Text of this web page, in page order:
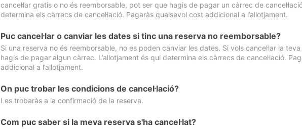
cancel·lar gratis o no és reemborsable, pot ser que hagis de pagar un càrrec de
determina els càrrecs de cancel·lació. Pagaràs qualsevol cost addicional a l’allotjament.
Puc cancel·lar o canviar les dates si tinc una reserva no reemborsable?
Si una reserva no és reemborsable, no es poden canviar les dates. Si vols cancel·lar la
hagis de pagar algun càrrec. L’allotjament és qui determina els càrrecs de cancel·lació.
addicional a l’allotjament.
On puc trobar les condicions de cancel·lació?
Les trobaràs a la confirmació de la reserva.
Com puc saber si la meva reserva s'ha cancel·lat?